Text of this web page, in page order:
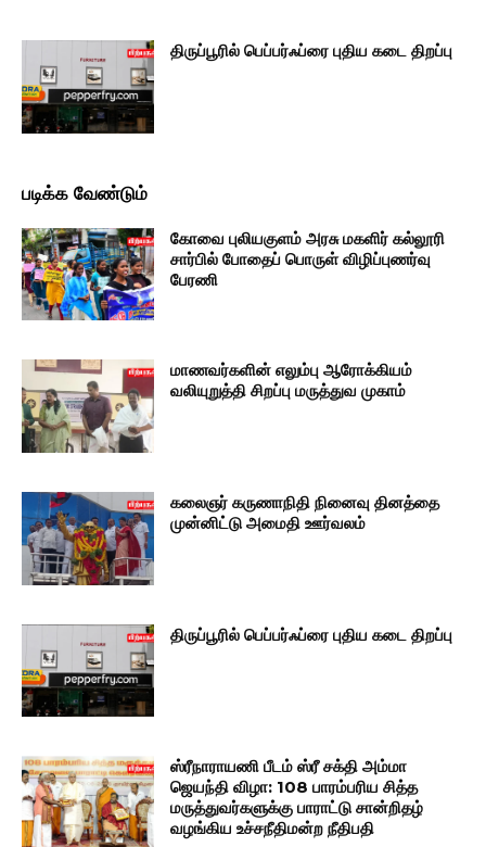
திருப்பூரில் பெப்பர்ஃப்ரை புதிய கடை திறப்பு
படிக்க வேண்டும்
கோவை புலியகுளம் அரசு மகளிர் கல்லூரி
சார்பில் போதைப் பொருள் விழிப்புணர்வு
பேரணி
மாணவர்களின் எலும்பு ஆரோக்கியம்
வலியுறுத்தி சிறப்பு மருத்துவ முகாம்
கலைஞர் கருணாநிதி நினைவு தினத்தை
முன்னிட்டு அமைதி ஊர்வலம்
திருப்பூரில் பெப்பர்ஃப்ரை புதிய கடை திறப்பு
ஸ்ரீநாராயணி பீடம் ஸ்ரீ சக்தி அம்மா
ஜெயந்தி விழா: 108 பாரம்பரிய சித்த
மருத்துவர்களுக்கு பாராட்டு சான்றிதழ்
வழங்கிய உச்சநீதிமன்ற நீதிபதி